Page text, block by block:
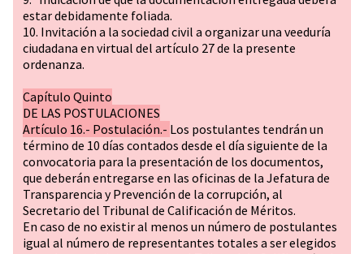
estar debidamente foliada.
10. Invitación a la sociedad civil a organizar una veeduría
ciudadana en virtual del artículo 27 de la presente
ordenanza.
Capítulo Quinto
DE LAS POSTULACIONES
Artículo 16.- Postulación.- Los postulantes tendrán un
término de 10 días contados desde el día siguiente de la
convocatoria para la presentación de los documentos,
que deberán entregarse en las oficinas de la Jefatura de
Transparencia y Prevención de la corrupción, al
Secretario del Tribunal de Calificación de Méritos.
En caso de no existir al menos un número de postulantes
igual al número de representantes totales a ser elegidos